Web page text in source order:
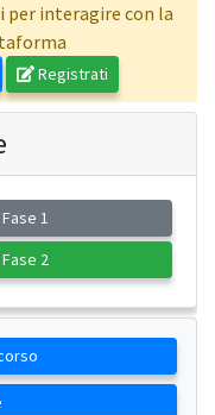
per interagire con la
Registrati
Fase 1
Fase 2